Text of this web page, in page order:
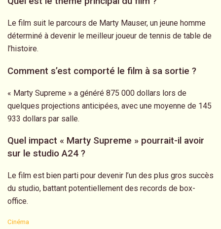
Le film suit le parcours de Marty Mauser, un jeune homme
déterminé à devenir le meilleur joueur de tennis de table de
l’histoire.
Comment s’est comporté le film à sa sortie ?
« Marty Supreme » a généré 875 000 dollars lors de
quelques projections anticipées, avec une moyenne de 145
933 dollars par salle.
Quel impact « Marty Supreme » pourrait-il avoir
sur le studio A24 ?
Le film est bien parti pour devenir l’un des plus gros succès
du studio, battant potentiellement des records de box-
office.
C
Cinéma